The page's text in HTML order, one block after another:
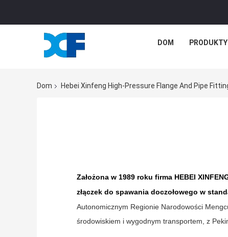
DOM PRODUKTY
Dom Hebei Xinfeng High-Pressure Flange And Pipe
Założona w 1989 roku firma HEBEI
złączek do spawania doczołowego w
Autonomicznym Regionie Narodowości
środowiskiem i wygodnym transportem, z